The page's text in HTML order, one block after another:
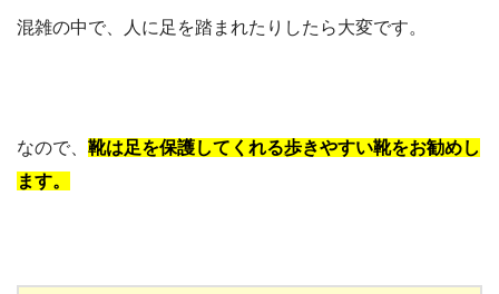
混雑の中で、人に足を踏まれたりしたら大変です。
なので、 靴は足を保護してくれる歩きやすい靴をお勧めし
ます。